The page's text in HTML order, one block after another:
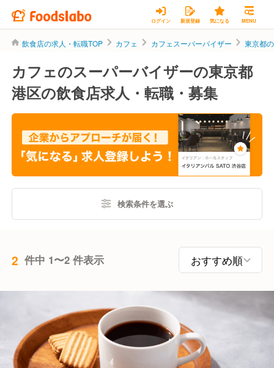
ログイン 新規登録 気になる MENU
飲食店の求人・転職TOP カフェ カフェスーパーバイザー 東京都
カフェのスーパーバイザーの東京都
港区の飲食店求人・転職・募集
検索条件を選ぶ
2 件中 1〜2 件表示